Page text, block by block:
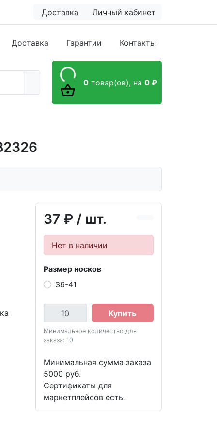
Доставка Личный кабинет
Доставка Гарантии Контакты
0 товар(ов), на 0 ₽
37 ₽ / шт.
Нет в наличии
Размер носков
36-41
Купить
Минимальное количество для
заказа: 10
Минимальная сумма заказа
5000 руб.
Сертификаты для
маркетплейсов есть.